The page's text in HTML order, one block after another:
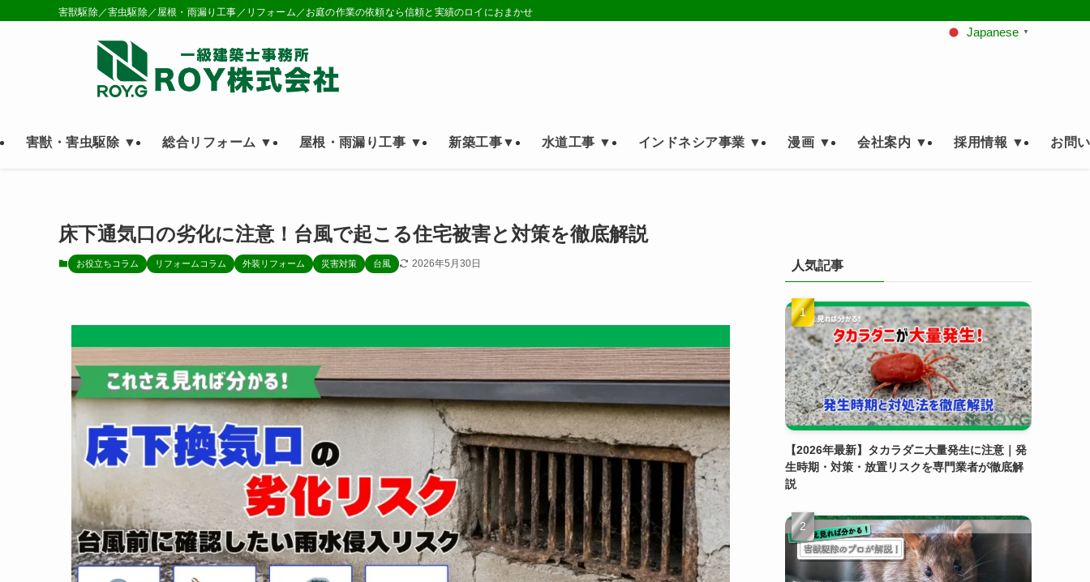
害獣駆除／害虫駆除／屋根・雨漏り工事／リフォーム／お庭の作業の依頼なら信頼と実績のロイにおまかせ
害獣・害虫駆除 ▼ 総合リフォーム ▼ 屋根・雨漏り工事 ▼ 新築工事▼ 水道工事 ▼ インドネシア事業 ▼ 漫画 ▼ 会社案内 ▼ 採用情報 ▼ お問
Japanese ▼
床下通気口の劣化に注意！台風で起こる住宅被害と対策を徹底解説
お役立ちコラム リフォームコラム 外装リフォーム 災害対策 台風 2026年5月30日 人気記事
【2026年最新】タカラダニ大量発生に注意｜発
生時期・対策・放置リスクを専門業者が徹底解
説